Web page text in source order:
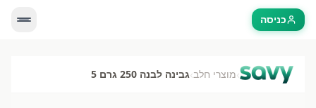
כניסה
›מוצרי חלב›גבינה לבנה 250 גרם 5